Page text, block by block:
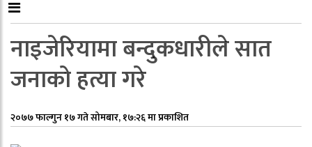
नाइजेरियामा बन्दुकधारीले सात
जनाको हत्या गरे
२०७७ फाल्गुन १७ गते सोमबार, १७:२६ मा प्रकाशित